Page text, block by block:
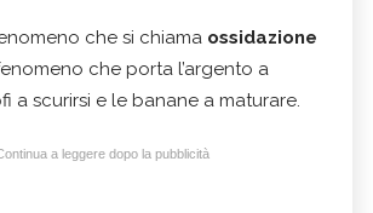
che si chiama ossidazione
che porta l’argento a
a scurirsi e le banane a maturare.
a leggere dopo la pubblicità